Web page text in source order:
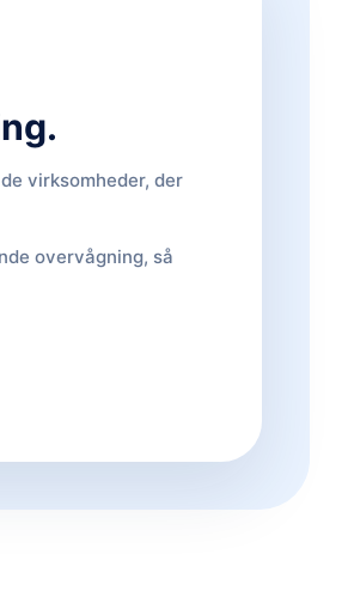
virksomheder, der
overvågning, så